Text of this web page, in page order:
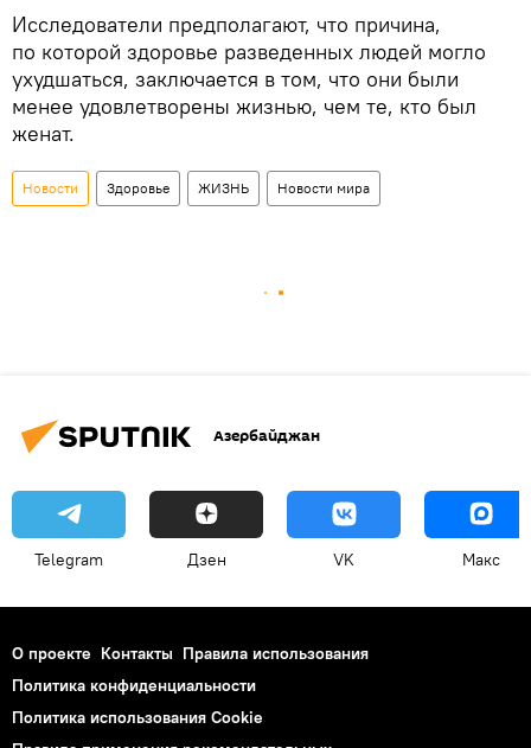
Исследователи предполагают, что причина,
по которой здоровье разведенных людей могло
ухудшаться, заключается в том, что они были
менее удовлетворены жизнью, чем те, кто был
женат.
Новости Здоровье ЖИЗНЬ Новости мира
Азербайджан
Telegram Дзен VK Макс
О проекте Контакты Правила использования
Политика конфиденциальности
Политика использования Cookie